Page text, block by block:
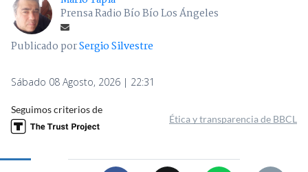
Prensa Radio Bío Bío Los Ángeles
Publicado porSergio Silvestre
Sábado 08 Agosto, 2026 | 22:31
Seguimos criterios de
Ética y transparencia de BBCL